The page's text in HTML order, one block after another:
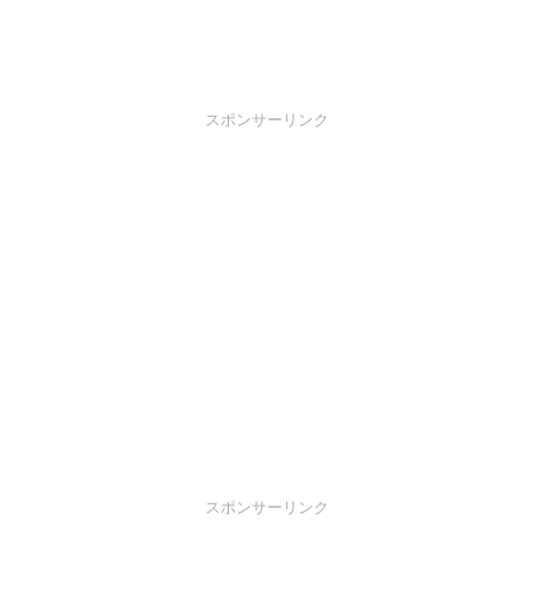
スポンサーリンク
スポンサーリンク